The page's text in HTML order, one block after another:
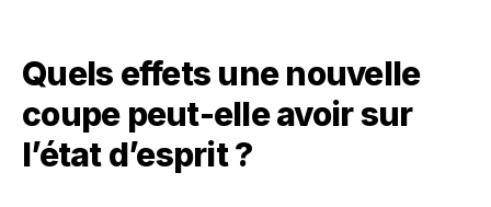
Quels effets une nouvelle
coupe peut-elle avoir sur
l’état d’esprit ?